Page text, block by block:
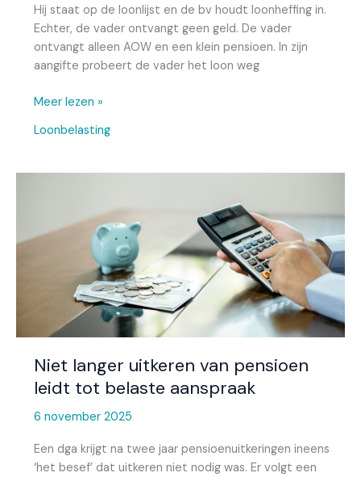
Hij staat op de loonlijst en de bv houdt loonheffing in.
Echter, de vader ontvangt geen geld. De vader
ontvangt alleen AOW en een klein pensioen. In zijn
aangifte probeert de vader het loon weg
Meer lezen »
Loonbelasting
Niet langer uitkeren van pensioen
leidt tot belaste aanspraak
6 november 2025
Een dga krijgt na twee jaar pensioenuitkeringen ineens
‘het besef’ dat uitkeren niet nodig was. Er volgt een
van
aanspraak